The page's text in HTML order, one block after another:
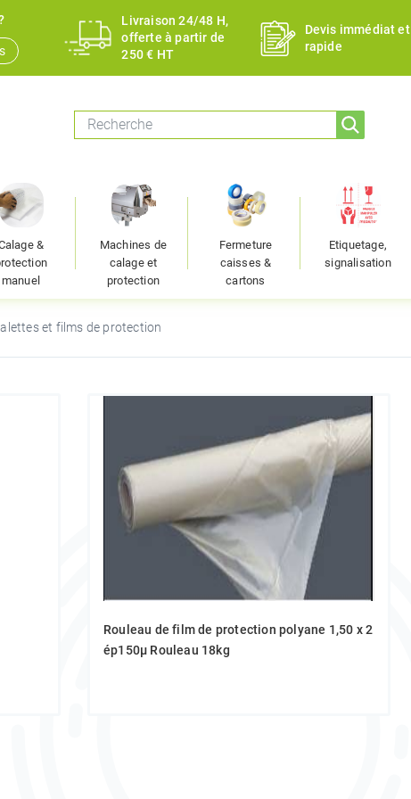
Livraison 24/48 H,
offerte à partir de
250 € HT
Devis immédiat et
rapide
&
manuel
Machines de
calage et
protection
Fermeture
caisses &
cartons
Etiquetage,
signalisation
et films de protection
Rouleau de film de protection polyane 1,50 x 2
ép150µ Rouleau 18kg